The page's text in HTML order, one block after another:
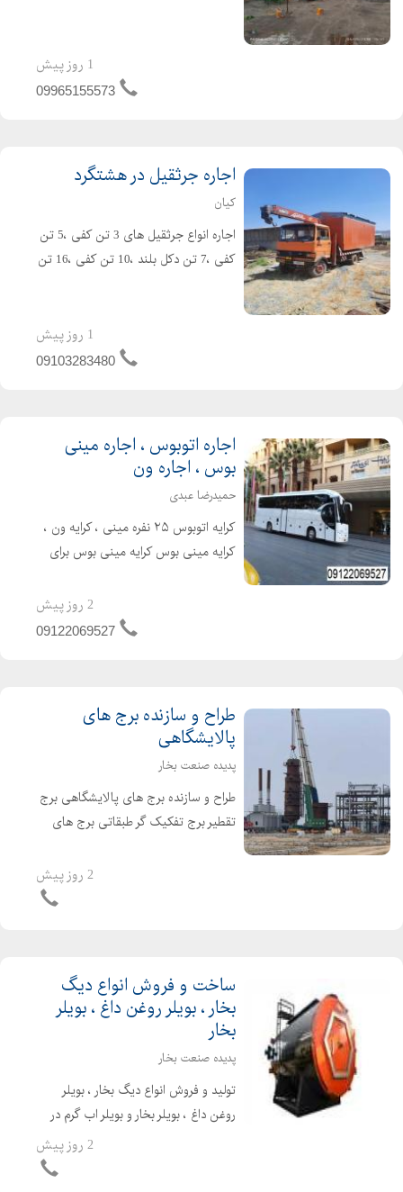
تن جرثقیل 100 تن و جرثقیل 150 تن و
1 روز پیش
09965155573
اجاره جرثقیل در هشتگرد
کیان
اجاره انواع جرثقیل های 3 تن کفی ،5 تن
کفی ،7 تن دکل بلند ،10 تن کفی ،16 تن
اسکــلت ،نصب سازه های فلزی و بتنی،
بارگیری و حمل کان...
1 روز پیش
09103283480
اجاره اتوبوس ، اجاره مینی
بوس ، اجاره ون
حمیدرضا عبدی
کرایه اتوبوس ۲۵ نفره مینی ، کرایه ون ،
کرایه مینی بوس کرایه مینی بوس برای
مدرسه ، همایش های مختلف سرویس
های لوکس برای مدیران شرکت های
2 روز پیش
09122069527
طراح و سازنده برج های
پالایشگاهی
پدیده صنعت بخار
طراح و سازنده برج های پالایشگاهی برج
تقطیر برج تفکیک گر طبقاتی برج های
تقطیر پالایشگاه برای جداسازی
هیدروکربن ها از یکدیگر مورد استفاده قرار
2 روز پیش
ساخت و فروش انواع دیگ
بخار ، بویلر روغن داغ ، بویلر
بخار
پدیده صنعت بخار
تولید و فروش انواع دیگ بخار ، بویلر
روغن داغ ، بویلر بخار و بویلر اب گرم در
ظرفیتهای متفاوت با بالاترین کیفیت
2 روز پیش